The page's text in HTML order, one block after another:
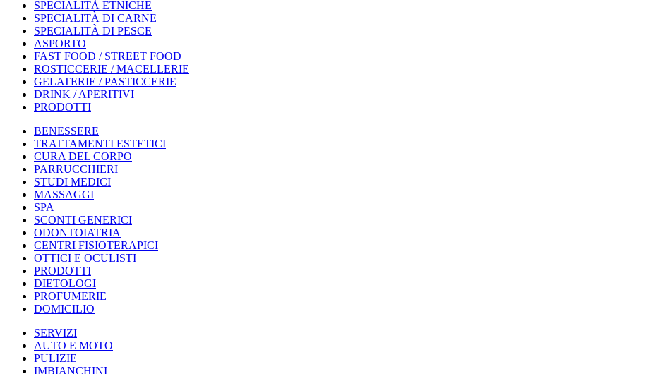
SPECIALITÀ ETNICHE
SPECIALITÀ DI CARNE
SPECIALITÀ DI PESCE
ASPORTO
FAST FOOD / STREET FOOD
ROSTICCERIE / MACELLERIE
GELATERIE / PASTICCERIE
DRINK / APERITIVI
PRODOTTI
BENESSERE
TRATTAMENTI ESTETICI
CURA DEL CORPO
PARRUCCHIERI
STUDI MEDICI
MASSAGGI
SPA
SCONTI GENERICI
ODONTOIATRIA
CENTRI FISIOTERAPICI
OTTICI E OCULISTI
PRODOTTI
DIETOLOGI
PROFUMERIE
DOMICILIO
SERVIZI
AUTO E MOTO
PULIZIE
IMBIANCHINI